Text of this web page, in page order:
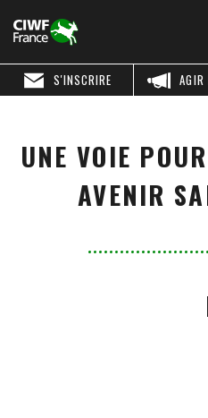
AGIR
S'INSCRIRE
UNE VOIE
AVENIR